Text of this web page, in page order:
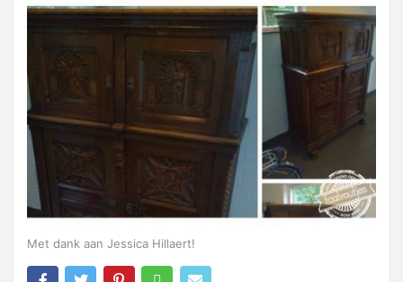
Met dank aan Jessica Hillaert!